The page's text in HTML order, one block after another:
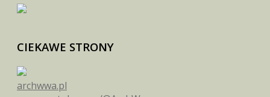
CIEKAWE STRONY
archwwa.pl